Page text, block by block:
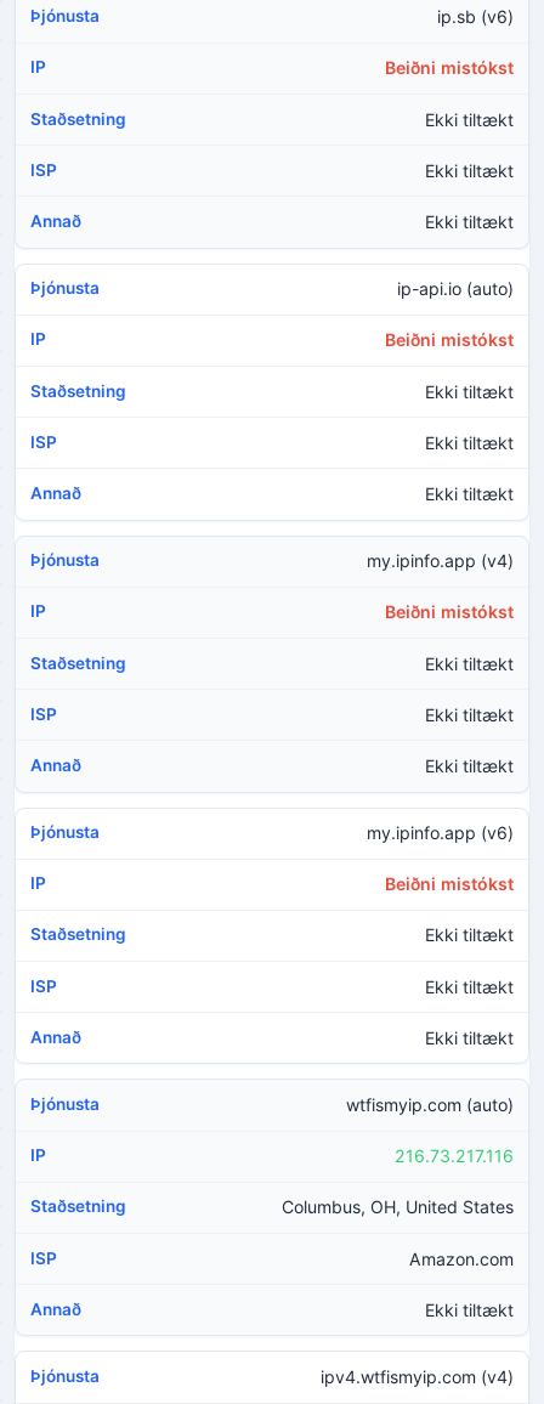
ip.sb (v6)
Beiðni mistókst
Ekki tiltækt
Ekki tiltækt
Ekki tiltækt
ip-api.io (auto)
Beiðni mistókst
Ekki tiltækt
Ekki tiltækt
Ekki tiltækt
my.ipinfo.app (v4)
Beiðni mistókst
Ekki tiltækt
Ekki tiltækt
Ekki tiltækt
my.ipinfo.app (v6)
Beiðni mistókst
Ekki tiltækt
Ekki tiltækt
Ekki tiltækt
wtfismyip.com (auto)
216.73.217.116
Columbus, OH, United States
Amazon.com
Ekki tiltækt
ipv4.wtfismyip.com (v4)